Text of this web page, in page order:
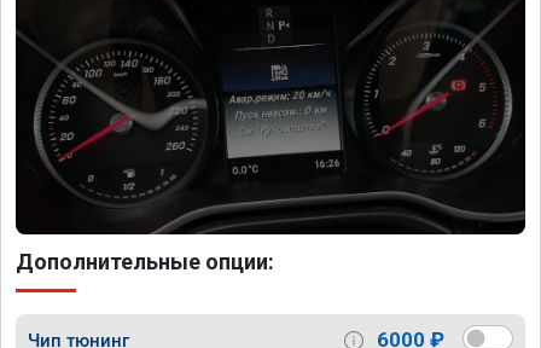
Дополнительные опции:
Чип тюнинг 6000 ₽